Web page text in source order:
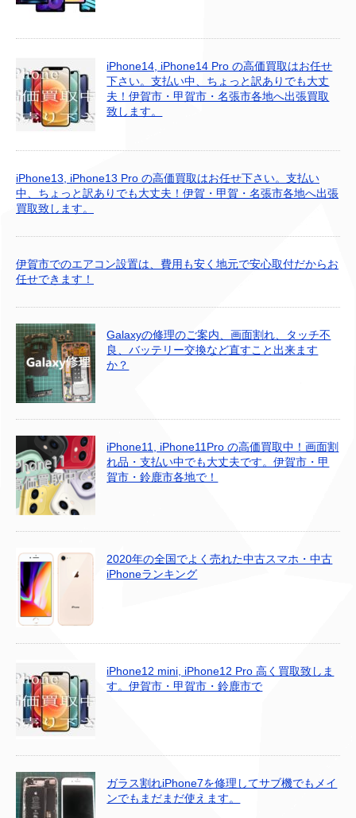
iPhone14, iPhone14 Pro の高価買取はお任せ
下さい。支払い中、ちょっと訳ありでも大丈
夫！伊賀市・甲賀市・名張市各地へ出張買取
致します。
iPhone13, iPhone13 Pro の高価買取はお任せ下さい。支払い
中、ちょっと訳ありでも大丈夫！伊賀・甲賀・名張市各地へ出張
買取致します。
伊賀市でのエアコン設置は、費用も安く地元で安心取付だからお
任せできます！
Galaxyの修理のご案内、画面割れ、タッチ不
良、バッテリー交換など直すこと出来ます
か？
iPhone11, iPhone11Pro の高価買取中！画面割
れ品・支払い中でも大丈夫です。伊賀市・甲
賀市・鈴鹿市各地で！
2020年の全国でよく売れた中古スマホ・中古
iPhoneランキング
iPhone12 mini, iPhone12 Pro 高く買取致しま
す。伊賀市・甲賀市・鈴鹿市で
ガラス割れiPhone7を修理してサブ機でもメイ
ンでもまだまだ使えます。